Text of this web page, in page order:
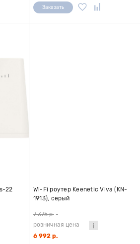
Заказать
22
Wi-Fi роутер Keenetic Viva (KN-
1913), серый
7 375 р. -
розничная цена
6 992 р.